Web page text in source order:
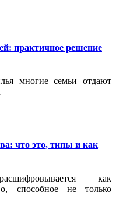
практичное решение
многие семьи отдают
что это, типы и как
как
способное не только